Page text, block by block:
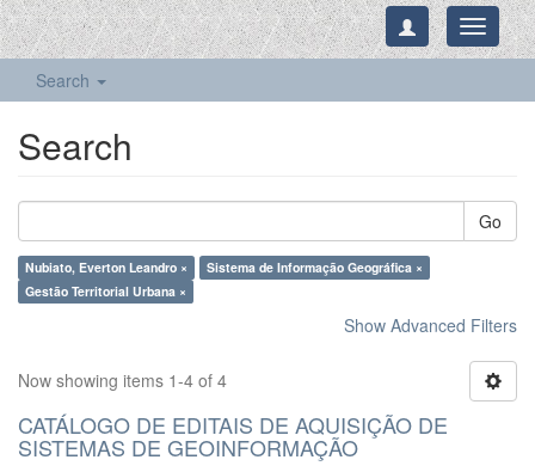
Toggle
Search
Search
Go
Nubiato, Everton Leandro ×
Sistema de Informação Geográfica ×
Gestão Territorial Urbana ×
Show Advanced Filters
Now showing items 1-4 of 4
CATÁLOGO DE EDITAIS DE AQUISIÇÃO DE
SISTEMAS DE GEOINFORMAÇÃO